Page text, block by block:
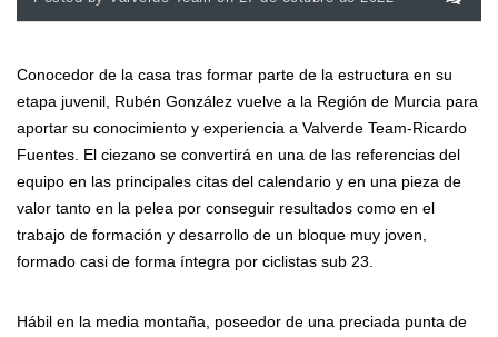
Conocedor de la casa tras formar parte de la estructura en su
etapa juvenil, Rubén González vuelve a la Región de Murcia para
aportar su conocimiento y experiencia a Valverde Team-Ricardo
Fuentes. El ciezano se convertirá en una de las referencias del
equipo en las principales citas del calendario y en una pieza de
valor tanto en la pelea por conseguir resultados como en el
trabajo de formación y desarrollo de un bloque muy joven,
formado casi de forma íntegra por ciclistas sub 23.
Hábil en la media montaña, poseedor de una preciada punta de